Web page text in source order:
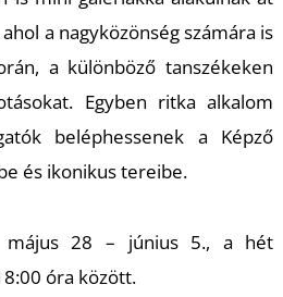
a nagyközönség számára is
a különböző tanszékeken
Egyben ritka alkalom
beléphessenek a Képző
és ikonikus tereibe.
május 28 – június 5., a hét
óra között.